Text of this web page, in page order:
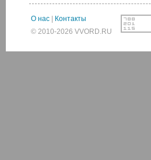
О нас
Контакты
© 2010-2026 VVORD.RU